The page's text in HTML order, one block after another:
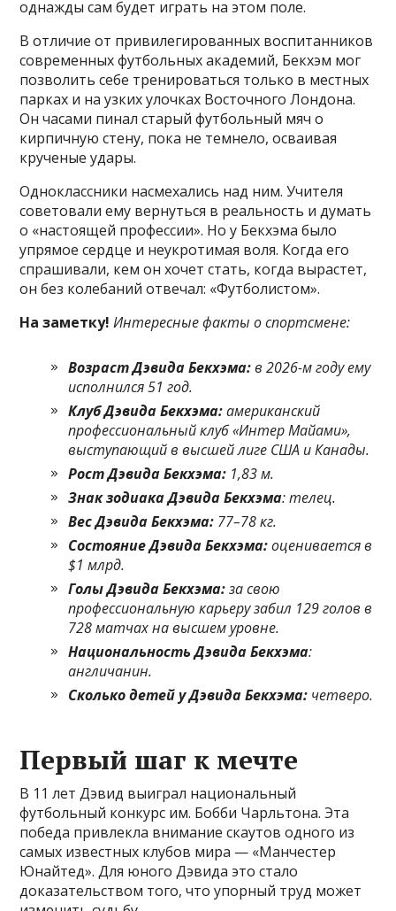
однажды сам будет играть на этом поле.
В отличие от привилегированных воспитанников
современных футбольных академий, Бекхэм мог
позволить себе тренироваться только в местных
парках и на узких улочках Восточного Лондона.
Он часами пинал старый футбольный мяч о
кирпичную стену, пока не темнело, осваивая
крученые удары.
Одноклассники насмехались над ним. Учителя
советовали ему вернуться в реальность и думать
о «настоящей профессии». Но у Бекхэма было
упрямое сердце и неукротимая воля. Когда его
спрашивали, кем он хочет стать, когда вырастет,
он без колебаний отвечал: «Футболистом».
На заметку!Интересные факты о спортсмене:
Возраст Дэвида Бекхэма:в 2026-м году ему
исполнился 51 год.
Клуб Дэвида Бекхэма:американский
профессиональный клуб «Интер Майами»,
выступающий в высшей лиге США и Канады.
Рост Дэвида Бекхэма: 1,83 м.
Знак зодиака Дэвида Бекхэма: телец.
Вес Дэвида Бекхэма: 77–78 кг.
Состояние Дэвида Бекхэма:оценивается в
$1 млрд.
Голы Дэвида Бекхэма:за свою
профессиональную карьеру забил 129 голов в
728 матчах на высшем уровне.
Национальность Дэвида Бекхэма:
англичанин.
Сколько детей у Дэвида Бекхэма: четверо.
Первый шаг к мечте
В 11 лет Дэвид выиграл национальный
футбольный конкурс им. Бобби Чарльтона. Эта
победа привлекла внимание скаутов одного из
самых известных клубов мира — «Манчестер
Юнайтед». Для юного Дэвида это стало
доказательством того, что упорный труд может